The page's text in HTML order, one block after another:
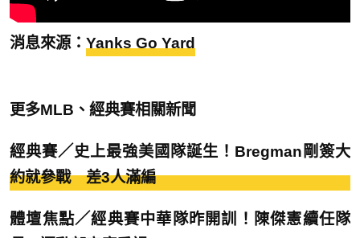
消息來源： Yanks Go Yard
更多MLB、經典賽相關新聞
經典賽／史上最強美國隊誕生！Bregman剛簽大
約就參戰 差3人滿編
體壇焦點／經典賽中華隊昨開訓！陳傑憲續任隊